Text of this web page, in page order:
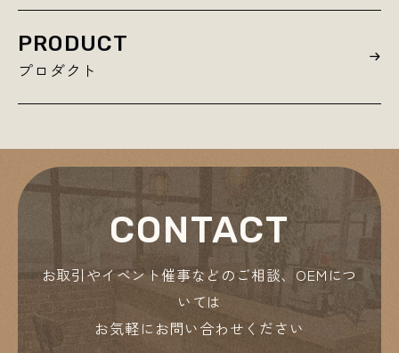
PRODUCT
プロダクト
CONTACT
お取引やイベント催事などのご相談、OEMにつ
いては
お気軽にお問い合わせください